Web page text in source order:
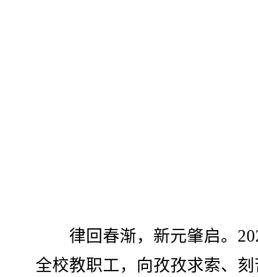
律回春渐，新元肇启。
全校教职工，向孜孜求索、